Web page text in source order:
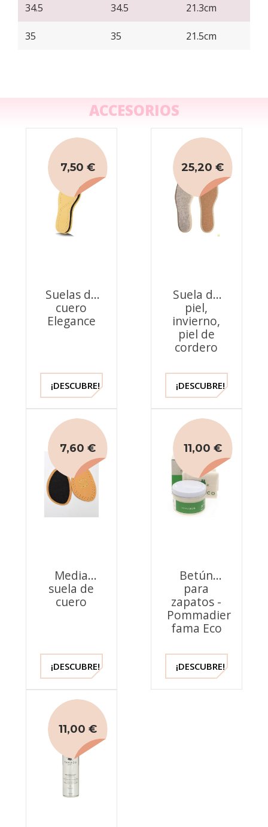
34.5 34.5 21.3cm
35 35 21.5cm
ACCESORIOS
Suelas de
cuero
Elegance
7,50 €
¡DESCUBRE!
Suela de
piel,
invierno,
piel de
cordero
25,20 €
¡DESCUBRE!
Media
suela de
cuero
7,60 €
¡DESCUBRE!
Betún
para
zapatos -
Pommadier
fama Eco
11,00 €
¡DESCUBRE!
11,00 €